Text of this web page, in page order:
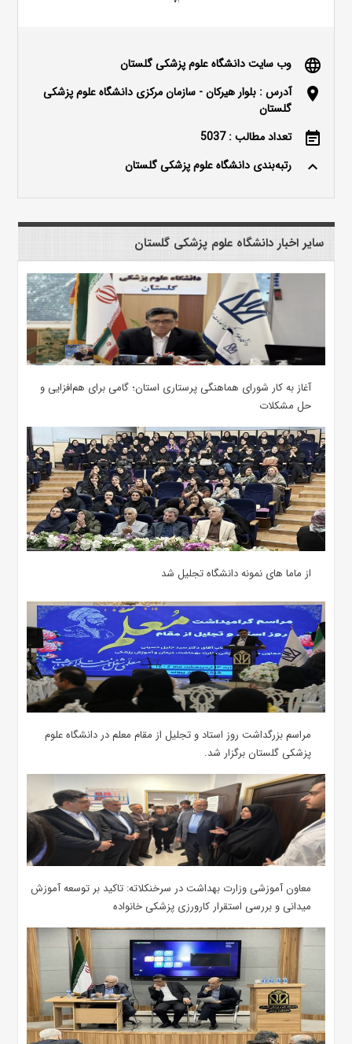
language وب سایت دانشگاه علوم پزشکی گلستان
location_on
آدرس : بلوار هیرکان - سازمان مرکزی دانشگاه علوم پزشکی
گلستان
event_note تعداد مطالب : 5037
keyboard_arrow_up رتبه‌بندی دانشگاه علوم پزشکی گلستان
سایر اخبار دانشگاه علوم پزشکی گلستان
آغاز به کار شورای هماهنگی پرستاری استان؛ گامی برای هم‌افزایی و
حل مشکلات
از ماما های نمونه دانشگاه تجلیل شد
مراسم بزرگداشت روز استاد و تجلیل از مقام معلم در دانشگاه علوم
پزشکی گلستان برگزار شد.‌
معاون آموزشی وزارت بهداشت در سرخنکلاته: تاکید بر توسعه آموزش
میدانی و بررسی استقرار کارورزی پزشکی ‌خانواده